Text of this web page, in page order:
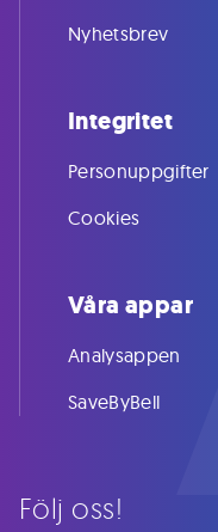
Följ oss!
Nyhetsbrev
Integritet
Personuppgifter
Cookies
Våra appar
Analysappen
SaveByBell